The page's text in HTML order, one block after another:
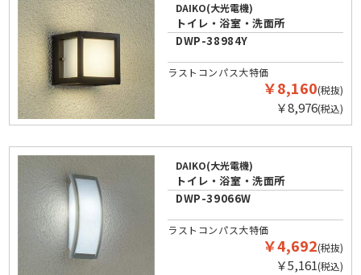
DAIKO(大光電機)
トイレ・浴室・洗面所
DWP-38984Y
ラストコンパス大特価
￥8,160(税抜)
￥8,976(税込)
DAIKO(大光電機)
トイレ・浴室・洗面所
DWP-39066W
ラストコンパス大特価
￥4,692(税抜)
￥5,161(税込)